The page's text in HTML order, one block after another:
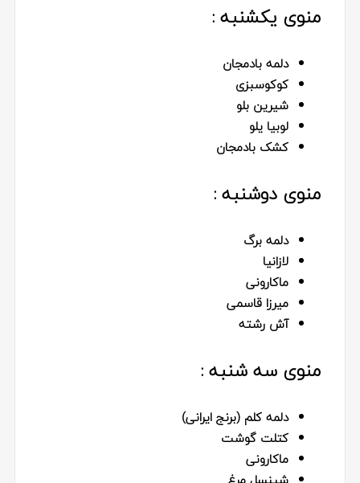
منوی يكشنبه :
دلمه بادمجان
كوكوسبزى
شيرين بلو
لوبيا يلو
کشک بادمجان
منوی دوشنبه :
دلمه برگ
لازانيا
ماكارونى
ميرزا قاسمى
آش رشته
منوی سه شنبه :
دلمه كلم (برنج ایرانی)
كتلت گوشت
ماكارونى